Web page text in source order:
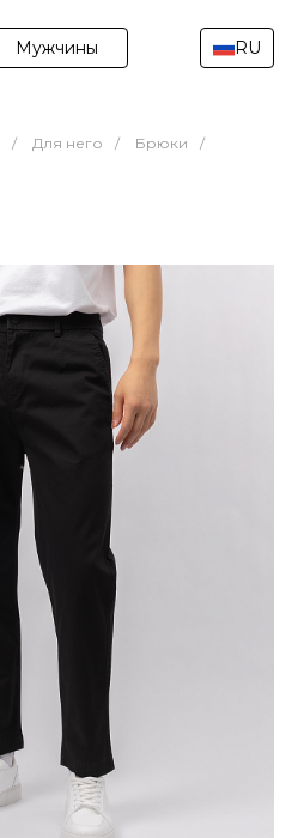
Мужчины RU
/ Для него / Брюки
/